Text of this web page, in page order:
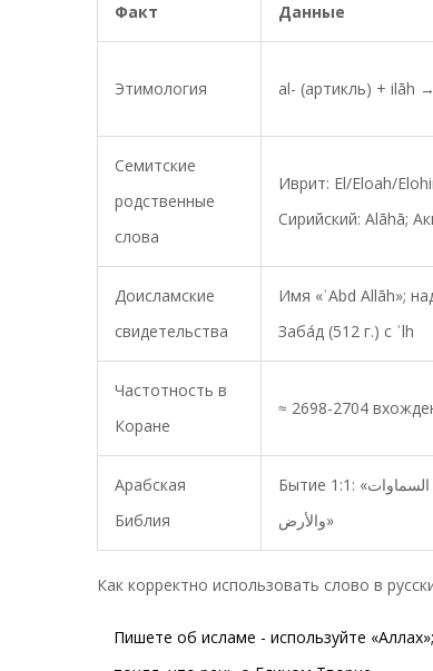
Факт Данные
Этимология al- (артикль) + ilāh
Семитские
родственные
слова
Иврит: El/Eloah/
Сирийский: Alāhā;
Доисламские
свидетельства
Имя «ʿAbd Allāh»;
Заба́д (512 г.) с ʾlh
Частотность в
Коране
≈ 2698-2704
Арабская
Библия
Бытие 1:1: «خلق الله السماوات
والأرض»
Как корректно использовать слово в
Пишете об исламе - используйте